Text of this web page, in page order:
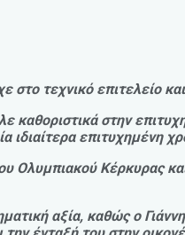
τεχνικό επιτελείο
καθοριστικά στην
επιτυχημένη
Ολυμπιακού Κέρκυρας
αξία, καθώς ο